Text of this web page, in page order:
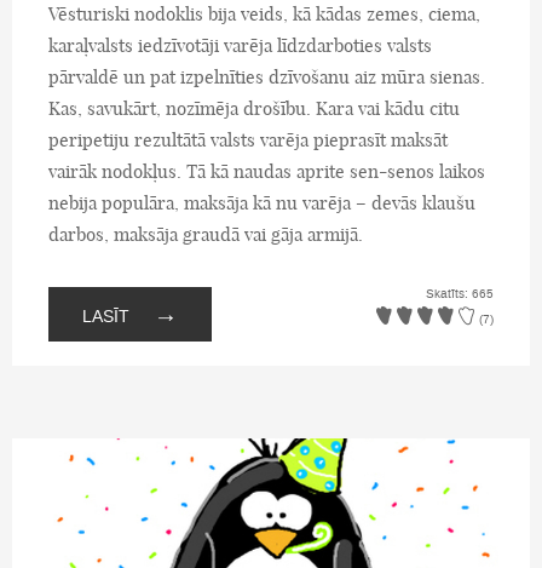
Vēsturiski nodoklis bija veids, kā kādas zemes, ciema,
karaļvalsts iedzīvotāji varēja līdzdarboties valsts
pārvaldē un pat izpelnīties dzīvošanu aiz mūra sienas.
Kas, savukārt, nozīmēja drošību. Kara vai kādu citu
peripetiju rezultātā valsts varēja pieprasīt maksāt
vairāk nodokļus. Tā kā naudas aprite sen-senos laikos
nebija populāra, maksāja kā nu varēja – devās klaušu
darbos, maksāja graudā vai gāja armijā.
LASĪT →
Skatīts: 665
(7)